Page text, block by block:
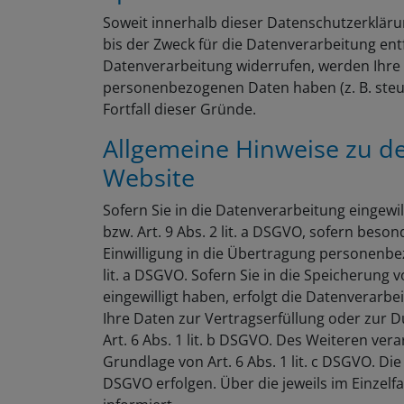
Soweit innerhalb dieser
bis der Zweck für die Datenverarbeitung
Datenverarbeitung widerrufen, werden
personenbezogenen Daten haben (z. B.
Fortfall dieser Gründe.
Allgemeine Hinweise zu
Website
Sofern Sie in die Datenverarbeitung
bzw. Art. 9 Abs. 2 lit. a DSGVO, sofern
Einwilligung in die Übertragung
lit. a DSGVO. Sofern Sie in die
eingewilligt haben, erfolgt die
Ihre Daten zur Vertragserfüllung oder zur
Art. 6 Abs. 1 lit. b DSGVO. Des Weiteren
Grundlage von Art. 6 Abs. 1 lit. c DSGVO.
DSGVO erfolgen. Über die jeweils im